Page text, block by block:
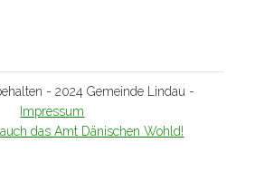
- 2024 Gemeinde Lindau -
Impressum
das Amt Dänischen Wohld!